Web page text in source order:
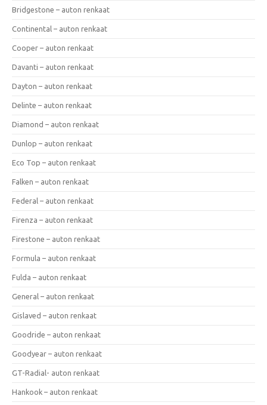
Bridgestone – auton renkaat
Continental – auton renkaat
Cooper – auton renkaat
Davanti – auton renkaat
Dayton – auton renkaat
Delinte – auton renkaat
Diamond – auton renkaat
Dunlop – auton renkaat
Eco Top – auton renkaat
Falken – auton renkaat
Federal – auton renkaat
Firenza – auton renkaat
Firestone – auton renkaat
Formula – auton renkaat
Fulda – auton renkaat
General – auton renkaat
Gislaved – auton renkaat
Goodride – auton renkaat
Goodyear – auton renkaat
GT-Radial- auton renkaat
Hankook – auton renkaat